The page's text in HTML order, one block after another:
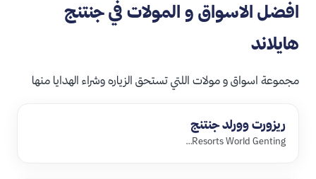
افضل الاسواق و المولات في جنتنج
هايلاند
مجموعة اسواق و مولات اللتي تستحق الزياره وشراء الهدايا منها
ريزورت وورلد جنتنج
Resorts World Genting…